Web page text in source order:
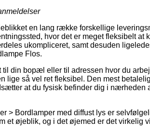
en lang række forskellige
hvor det er meget fleksibelt at
ukompliceret, samt desuden
Flos.
din bopæl eller til adressen hvor du
lige så vel ret fleksibel. Den mest
at du fysisk befinder dig i nærheden
> Bordlamper med diffust lys er
et øjeblik, og i det øjemed er det virkelig